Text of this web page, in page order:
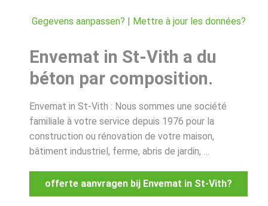
Gegevens aanpassen? | Mettre à jour les données?
Envemat in St-Vith a du
béton par composition.
Envemat in St-Vith : Nous sommes une société
familiale à votre service depuis 1976 pour la
construction ou rénovation de votre maison,
bâtiment industriel, ferme, abris de jardin, …
offerte aanvragen bij Envemat in St-Vith?